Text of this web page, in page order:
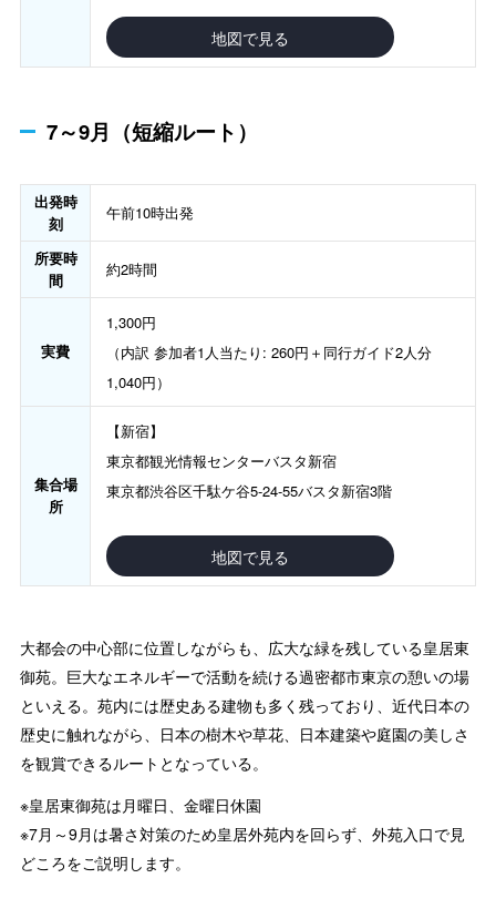
地図で見る
7～9月（短縮ルート）
出発時
刻
午前10時出発
所要時
間
約2時間
実費
1,300円
（内訳 参加者1人当たり: 260円＋同行ガイド2人分
1,040円）
集合場
所
【新宿】
東京都観光情報センターバスタ新宿
東京都渋谷区千駄ケ谷5-24-55バスタ新宿3階
地図で見る
大都会の中心部に位置しながらも、広大な緑を残している皇居東
御苑。巨大なエネルギーで活動を続ける過密都市東京の憩いの場
といえる。苑内には歴史ある建物も多く残っており、近代日本の
歴史に触れながら、日本の樹木や草花、日本建築や庭園の美しさ
を観賞できるルートとなっている。
※皇居東御苑は月曜日、金曜日休園
※7月～9月は暑さ対策のため皇居外苑内を回らず、外苑入口で見
どころをご説明します。